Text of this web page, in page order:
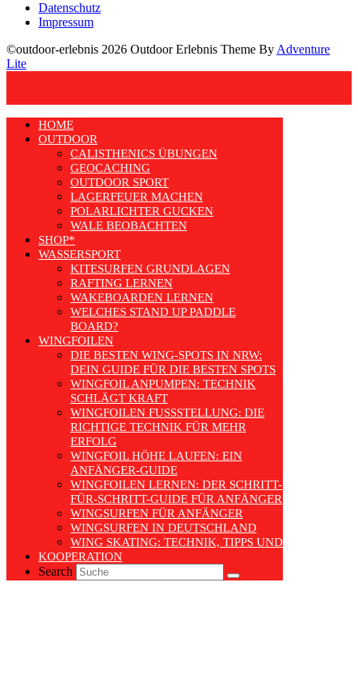
Datenschutz
Impressum
©outdoor-erlebnis 2026 Outdoor Erlebnis Theme By Adventure
Lite
HOME
OUTDOOR
CALISTHENICS ÜBUNGEN
GEOCACHING
OUTDOOR SPORT
LAGERFEUER MACHEN
POLARLICHTER GUCKEN
WALE BEOBACHTEN
SHOP*
WASSERSPORT
KITESURFEN GRUNDLAGEN
RAFTING LERNEN
WAKEBOARDEN LERNEN
WELCHES STAND UP PADDLE
BOARD?
WINGFOILEN
DIE BESTEN WING-SPOTS IN NRW:
DEIN GUIDE FÜR DIE BESTEN SPOTS
WINGFOIL ANPUMPEN: TECHNIK
SCHLÄGT KRAFT
WINGFOILEN FUSSSTELLUNG: DIE R
ICHTIGE TECHNIK FÜR MEHR E
RFOLG
WINGFOIL HÖHE LAUFEN: EIN
ANFÄNGER-GUIDE
WINGFOILEN LERNEN: DER SCHRITT-
FÜR-SCHRITT-GUIDE FÜR ANFÄNGER
WINGSURFEN FÜR ANFÄNGER
WINGSURFEN IN DEUTSCHLAND
WING SKATING: TECHNIK, TIPPS UND TRENDS
KOOPERATION
Search